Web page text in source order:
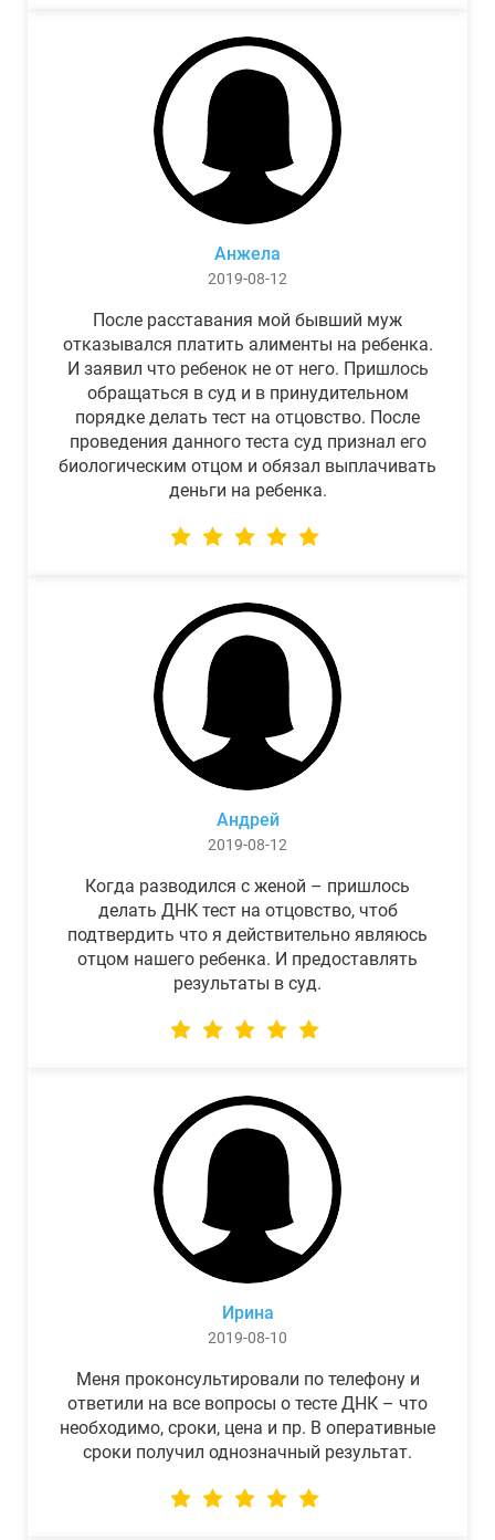
Анжела
2019-08-12
После расставания мой бывший муж
отказывался платить алименты на ребенка.
И заявил что ребенок не от него. Пришлось
обращаться в суд и в принудительном
порядке делать тест на отцовство. После
проведения данного теста суд признал его
биологическим отцом и обязал выплачивать
деньги на ребенка.
Андрей
2019-08-12
Когда разводился с женой – пришлось
делать ДНК тест на отцовство, чтоб
подтвердить что я действительно являюсь
отцом нашего ребенка. И предоставлять
результаты в суд.
Ирина
2019-08-10
Меня проконсультировали по телефону и
ответили на все вопросы о тесте ДНК – что
необходимо, сроки, цена и пр. В оперативные
сроки получил однозначный результат.